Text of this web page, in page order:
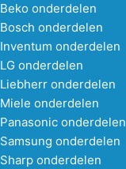
Beko onderdelen
Bosch onderdelen
Inventum onderdelen
LG onderdelen
Liebherr onderdelen
Miele onderdelen
Panasonic onderdelen
Samsung onderdelen
Sharp onderdelen